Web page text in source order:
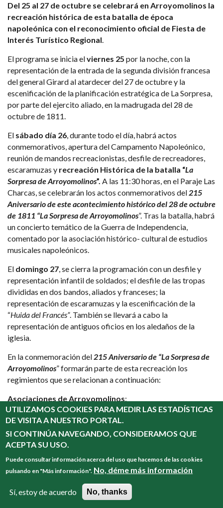
Del 25 al 27 de octubre se celebrará en Arroyomolinos la
recreación histórica de esta batalla de época
napoleónica con el reconocimiento oficial de Fiesta de
Interés Turístico Regional.
El programa se inicia elviernes 25 por la noche, con la
representación de la entrada de la segunda división francesa
del general Girard al atardecer del 27 de octubre y la
escenificación de la planificación estratégica de La Sorpresa,
por parte del ejercito aliado, en la madrugada del 28 de
octubre de 1811.
El sábado día 26, durante todo el día, habrá actos
conmemorativos, apertura del Campamento Napoleónico,
reunión de mandos recreacionistas, desfile de recreadores,
escaramuzas y recreación Histórica de la batalla “La
Sorpresa de Arroyomolinos”. A las 11:30 horas, en el Paraje Las
Charcas, se celebrarán los actos conmemorativos del215
Aniversario de este acontecimiento histórico del 28 de octubre
de 1811 “La Sorpresa de Arroyomolinos”. Tras la batalla, habrá
un concierto temático de la Guerra de Independencia,
comentado por la asociación histórico- cultural de estudios
musicales napoleónicos.
El domingo 27, se cierra la programación con un desfile y
representación infantil de soldados; el desfile de las tropas
divididas en dos bandos, aliados y franceses; la
representación de escaramuzas y la escenificación de la
“Huida del Francés”. También se llevará a cabo la
representación de antiguos oficios en los aledaños de la
iglesia.
En la conmemoración del215 Aniversario de “La Sorpresa de
Arroyomolinos” formarán parte de esta recreación los
regimientos que se relacionan a continuación:
Asociaciones de Arroyomolinos:
Asociación de Infantería Británica Reg. 28 Th North
Gloucestershire de Arroyomolinos.
Infantería Británica 34Th The Borden Regiment.
Caballería Belga.
Gordon Highlanders 92 Nd
Regimiento La Unión de D. Pablo Morillo – Españoles –
Asociación Glasgow Highland Light 71 St
UTILIZAMOS COOKIES PARA MEDIR LAS ESTADÍSTICAS
DE VISITA A NUESTRO PORTAL.
SI CONTINÚA NAVEGANDO, CONSIDERAMOS QUE
ACEPTA SU USO.
Puede consultar información acerca del uso que hacemos de las cookies
pulsando en "Más información". No, déme más información
Sí, estoy de acuerdo No, thanks